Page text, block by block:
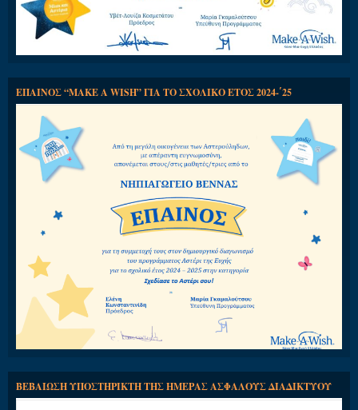
ΕΠΑΙΝΟΣ “MAKE A WISH” ΓΙΑ ΤΟ ΣΧΟΛΙΚΟ ΕΤΟΣ 2024-΄25
ΒΕΒΑΙΩΣΗ ΥΠΟΣΤΗΡΙΚΤΗ ΤΗΣ ΗΜΕΡΑΣ ΑΣΦΑΛΟΥΣ ΔΙΑΔΙΚΤΥΟΥ